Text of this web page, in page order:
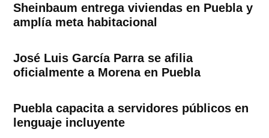
Sheinbaum entrega viviendas en Puebla y
amplía meta habitacional
José Luis García Parra se afilia
oficialmente a Morena en Puebla
Puebla capacita a servidores públicos en
lenguaje incluyente